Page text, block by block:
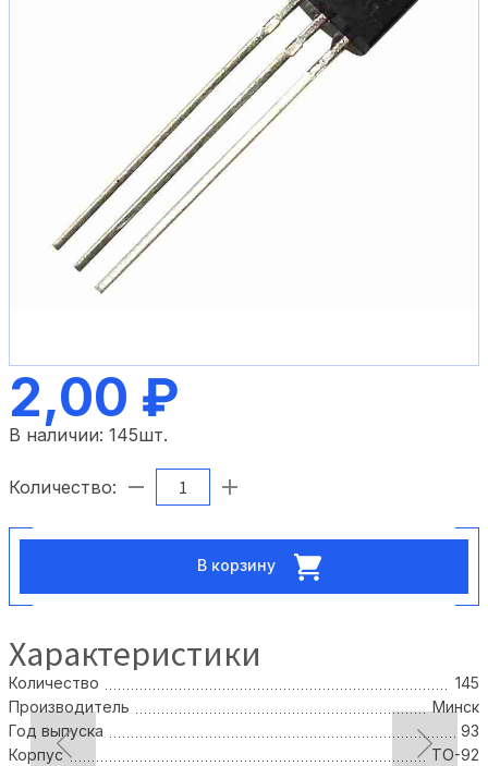
2,00 ₽
В наличии: 145шт.
Количество:
В корзину
Характеристики
Количество
145
Производитель
Минск
Год выпуска
93
Корпус
TO-92